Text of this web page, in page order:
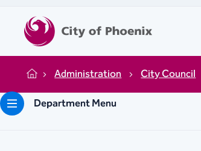
Home Administration City Council
Department Menu